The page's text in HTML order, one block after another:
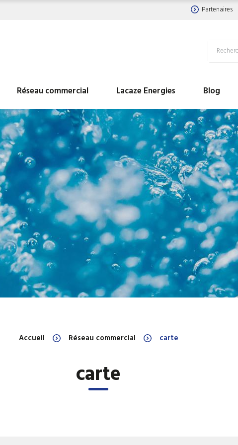
Partenaires
Réseau commercial Lacaze Energies Blog
BALLON ECS HYDROGAZ
INDUSTRIELS
BALLON INDUSTRIEL AIR
LIBRE
BALLON INDUSTRIEL EAU
CHAUDE DE CHAUFFAGE
BALLON INDUSTRIEL EAU
GLACEE
BALLON INDUSTRIEL TAMPON
D EAU CHAUDE SANITAIRE
Ballons ECS avec réchauffeur
Ballons et réservoirs d'eau
primaire
Ballons et réservoirs eau
chaude sanitaire
Ballons et réservoirs ECS à Chaudières électriques
Accueil Réseau commercial carte
carte